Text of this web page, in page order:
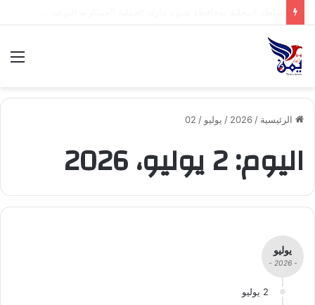
الرئيسية /
2026
/ يوليو /
02
اليوم:2 يوليو، 2026
يوليو
- 2026 -
2 يوليو